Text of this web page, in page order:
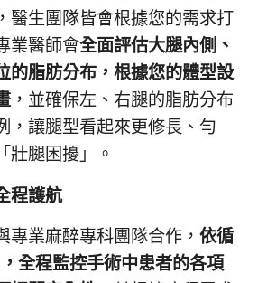
醫生團隊皆會根據您的需求打
業醫師會全面評估大腿內側、
的脂肪分布，根據您的體型設
，並確保左、右腿的脂肪分布
，讓腿型看起來更修長、勻
壯腿困擾」。
程護航
專業麻醉專科團隊合作， 依循
全程監控手術中患者的各項